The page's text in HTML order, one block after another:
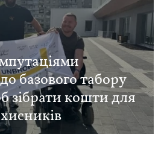
базового табору
зібрати кошти для